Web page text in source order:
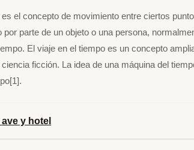
el concepto de movimiento entre ciertos
por parte de un objeto o una persona,
El viaje en el tiempo es un concepto
ficción. La idea de una máquina del
y hotel